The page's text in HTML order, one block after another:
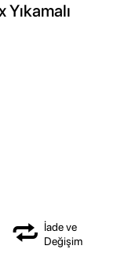
İade ve
Değişim